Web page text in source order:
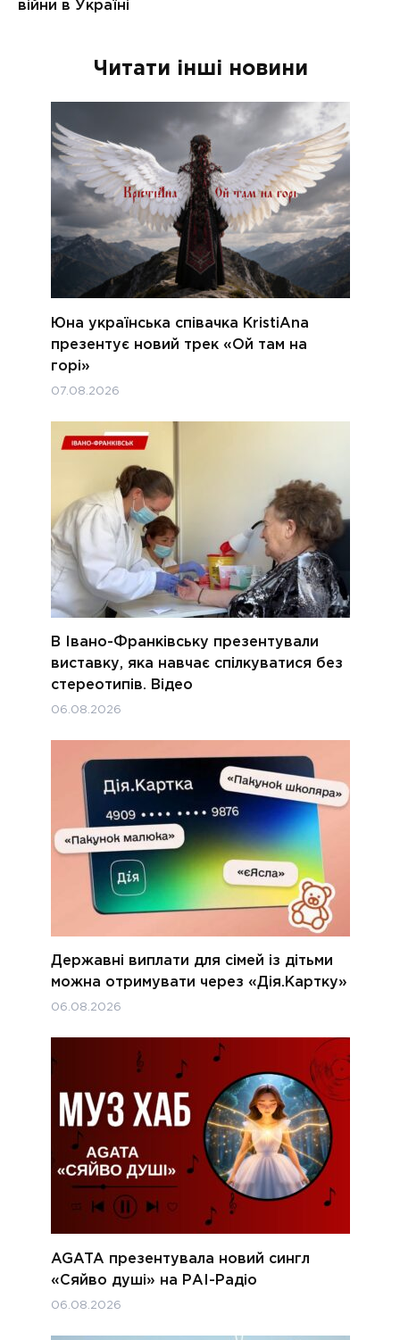
Читати інші новини
Юна українська співачка KristiAna
презентує новий трек «Ой там на
горі»
07.08.2026
В Івано-Франківську презентували
виставку, яка навчає спілкуватися без
стереотипів. Відео
06.08.2026
Державні виплати для сімей із дітьми
можна отримувати через «Дія.Картку»
06.08.2026
AGATA презентувала новий сингл
«Сяйво душі» на РАІ-Радіо
06.08.2026